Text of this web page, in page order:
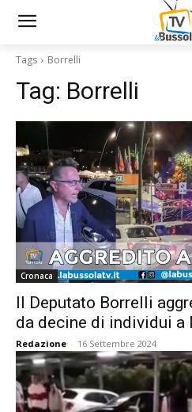
Tags Borrelli
Tag: Borrelli
Cronaca
Il Deputato Borrelli
da decine di individui a
Redazione - 16 Settembre 2024